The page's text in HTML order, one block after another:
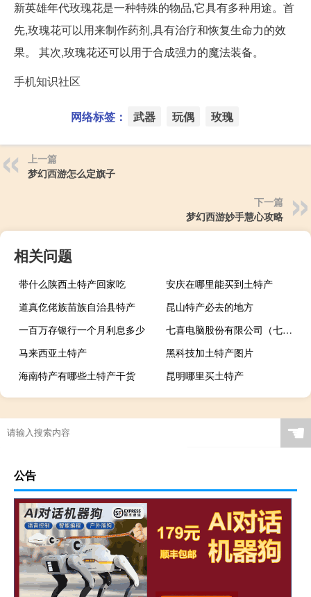
新英雄年代玫瑰花是一种特殊的物品,它具有多种用途。首
先,玫瑰花可以用来制作药剂,具有治疗和恢复生命力的效
果。 其次,玫瑰花还可以用于合成强力的魔法装备。
手机知识社区
网络标签： 武器 玩偶 玫瑰
上一篇
梦幻西游怎么定旗子
下一篇
梦幻西游妙手慧心攻略
相关问题
带什么陕西土特产回家吃
安庆在哪里能买到土特产
道真仡佬族苗族自治县特产
昆山特产必去的地方
一百万存银行一个月利息多少
七喜电脑股份有限公司（七喜电脑官网）
马来西亚土特产
黑科技加土特产图片
海南特产有哪些土特产干货
昆明哪里买土特产
☚
公告